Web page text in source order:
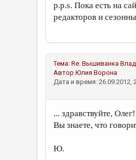
p.p.s. Пока есть на
редакторов и
Тема: Re: Вышиванка
Автор Юлия Ворона
Дата и время: 26.09.2012,
... здравствуйте, Олег!
Вы знаете, что
Ю.